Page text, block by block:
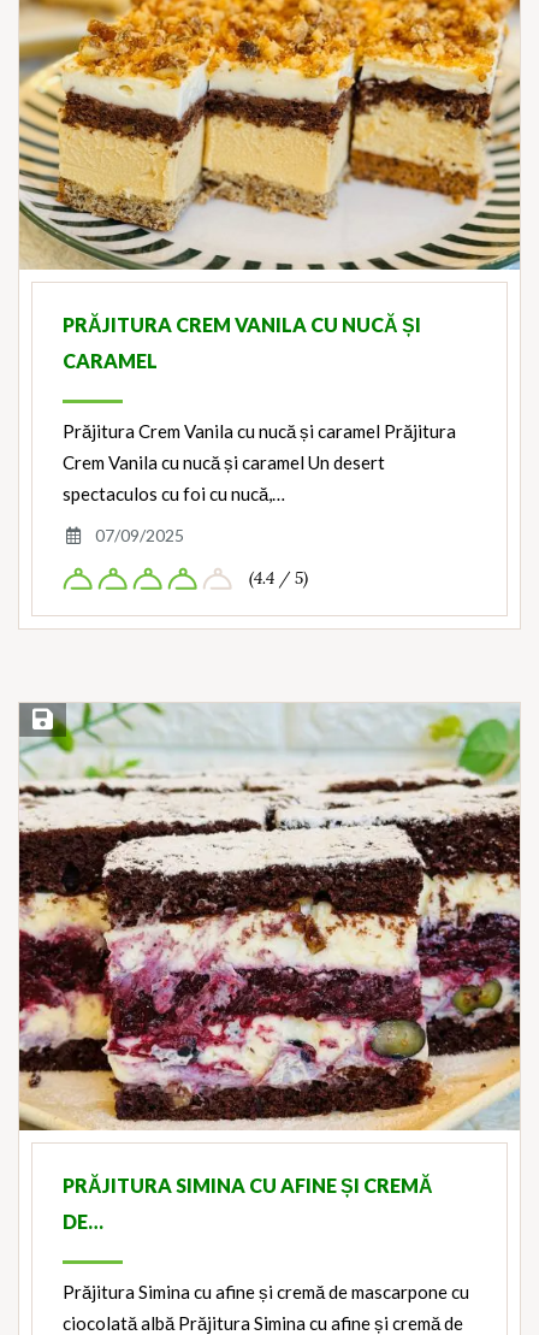
PRĂJITURA CREM VANILA CU NUCĂ ȘI
CARAMEL
Prăjitura Crem Vanila cu nucă și caramel Prăjitura
Crem Vanila cu nucă și caramel Un desert
spectaculos cu foi cu nucă,…
07/09/2025
(4.4 / 5)
Save Recipe
PRĂJITURA SIMINA CU AFINE ȘI CREMĂ
DE…
Prăjitura Simina cu afine și cremă de mascarpone cu
ciocolată albă Prăjitura Simina cu afine și cremă de